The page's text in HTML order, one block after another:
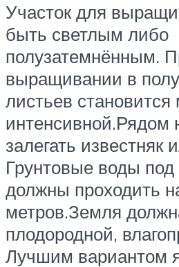
Участок для
быть светлым либо
полузатемнённым.
выращивании в
листьев становится
интенсивной.Рядом
залегать известняк
Грунтовые воды
должны проходить
метров.Земля
плодородной,
Лучшим вариантом